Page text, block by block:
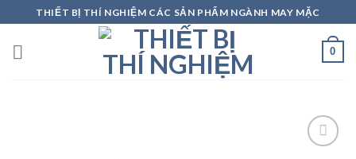
to
content
THIẾT BỊ THÍ NGHIỆM CÁC SẢN PHẨM NGÀNH MAY MẶC
0